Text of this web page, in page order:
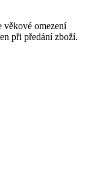
věkové omezení
při předání zboží.